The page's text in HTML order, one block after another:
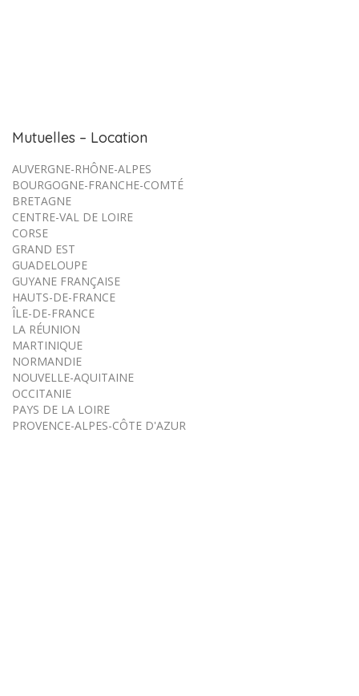
Mutuelles – Location
AUVERGNE-RHÔNE-ALPES
BOURGOGNE-FRANCHE-COMTÉ
BRETAGNE
CENTRE-VAL DE LOIRE
CORSE
GRAND EST
GUADELOUPE
GUYANE FRANÇAISE
HAUTS-DE-FRANCE
ÎLE-DE-FRANCE
LA RÉUNION
MARTINIQUE
NORMANDIE
NOUVELLE-AQUITAINE
OCCITANIE
PAYS DE LA LOIRE
PROVENCE-ALPES-CÔTE D'AZUR